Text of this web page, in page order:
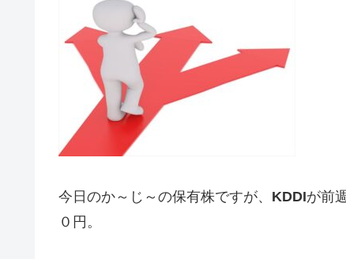
今日のか～じ～の保有株ですが、 KDDIが前
０円。